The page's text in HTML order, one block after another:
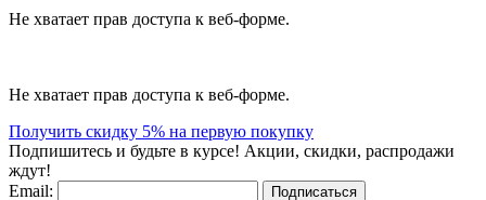
Не хватает прав доступа к веб-форме.
Не хватает прав доступа к веб-форме.
Получить скидку 5% на первую покупку
Подпишитесь и будьте в курсе! Акции, скидки, распродажи
ждут!
Email:
Подписаться